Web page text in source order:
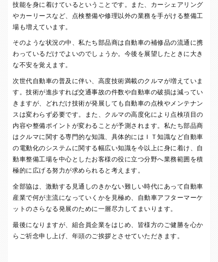
技能を身に着けているということです。また、カーシェアリング
やカーリースなど、点検整備や修理以外の業務を手がける整備工
場も増えています。
そのような状況の中、私たち部品商は自動車の補修品の流通に携
わっているだけでよいのでしょうか。今後を展望したときに大き
な不安を覚えます。
次世代自動車の普及に伴い、高度技術満載のクルマが増えていま
す。技術が進歩すれば交通事故の件数や自動車の破損は減ってい
きますが、どれだけ技術が発展しても自動車の点検やメンテナン
スは変わらず必要です。また、クルマの高度化により点検項目の
内容や整備ポイントが変わることが予測されます。私たち部品商
はクルマに関する専門的な知識、具体的にはＩＴ知識など自動車
の電動化のシステムに関する幅広い知識を今以上に身に着け、自
動車整備工場を中心としたお客様の役に立つ分野へ業務範囲を積
極的に広げる努力が求められると考えます。
全部協は、激動する見通しのきかない難しい時代にあって自動車
産業で何が主流になっていくかを見極め、自動車アフターマーケ
ットのさらなる発展のために一層尽力してまいります。
最後になりますが、組合員企業をはじめ、皆様方のご健勝を心か
らご祈念申し上げ、年頭のご挨拶とさせていただきます。